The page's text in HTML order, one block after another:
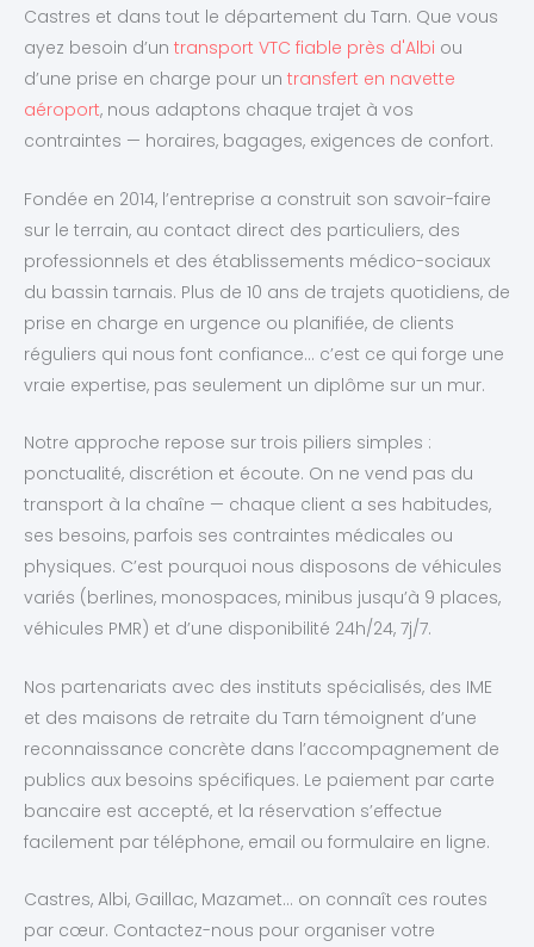
Castres et dans tout le département du Tarn. Que vous
ayez besoin d’un transport VTC fiable près d'Albi ou
d’une prise en charge pour un transfert en navette
aéroport, nous adaptons chaque trajet à vos
contraintes — horaires, bagages, exigences de confort.
Fondée en 2014, l’entreprise a construit son savoir-faire
sur le terrain, au contact direct des particuliers, des
professionnels et des établissements médico-sociaux
du bassin tarnais. Plus de 10 ans de trajets quotidiens, de
prise en charge en urgence ou planifiée, de clients
réguliers qui nous font confiance… c’est ce qui forge une
vraie expertise, pas seulement un diplôme sur un mur.
Notre approche repose sur trois piliers simples :
ponctualité, discrétion et écoute. On ne vend pas du
transport à la chaîne — chaque client a ses habitudes,
ses besoins, parfois ses contraintes médicales ou
physiques. C’est pourquoi nous disposons de véhicules
variés (berlines, monospaces, minibus jusqu’à 9 places,
véhicules PMR) et d’une disponibilité 24h/24, 7j/7.
Nos partenariats avec des instituts spécialisés, des IME
et des maisons de retraite du Tarn témoignent d’une
reconnaissance concrète dans l’accompagnement de
publics aux besoins spécifiques. Le paiement par carte
bancaire est accepté, et la réservation s’effectue
facilement par téléphone, email ou formulaire en ligne.
Castres, Albi, Gaillac, Mazamet… on connaît ces routes
par cœur. Contactez-nous pour organiser votre